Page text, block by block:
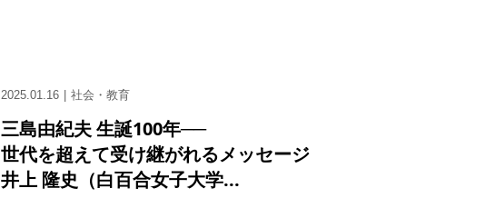
2025.01.16 社会・教育
三島由紀夫 生誕100年──
世代を超えて受け継がれるメッセージ
井上 隆史（白百合女子大学...